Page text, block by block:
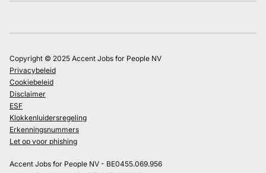
Copyright © 2025 Accent Jobs for People NV
Privacybeleid
Cookiebeleid
Disclaimer
ESF
Klokkenluidersregeling
Erkenningsnummers
Let op voor phishing
Accent Jobs for People NV - BE0455.069.956